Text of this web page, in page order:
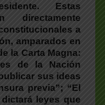
Estas
directamente
a
amparados en
la Carta Magna:
de la Nación
sus ideas
previa”; “El
leyes que